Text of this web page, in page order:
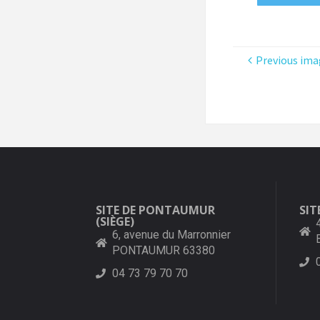
Previous
SITE DE PONTAUMUR
(SIÈGE)
6, avenue du Marronnier
PONTAUMUR 63380
04 73 79 70 70